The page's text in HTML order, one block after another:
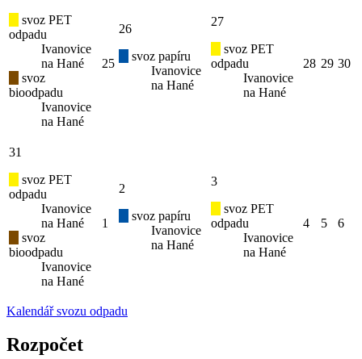
svoz PET
odpadu
Ivanovice
na Hané
svoz
bioodpadu
Ivanovice
na Hané
25
26
svoz papíru
Ivanovice
na Hané
27
svoz PET
odpadu
Ivanovice
na Hané
28 29 30
31
svoz PET
odpadu
Ivanovice
na Hané
svoz
bioodpadu
Ivanovice
na Hané
1
2
svoz papíru
Ivanovice
na Hané
3
svoz PET
odpadu
Ivanovice
na Hané
4 5 6
Kalendář svozu odpadu
Rozpočet